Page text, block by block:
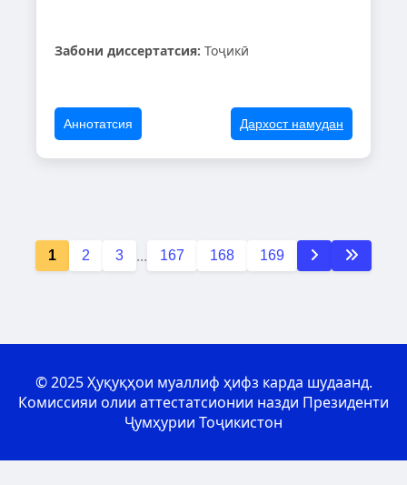
Забони диссертатсия: Тоҷикӣ
Аннотатсия Дархост намудан
1 2 3 ... 167 168 169
© 2025 Ҳуқуқҳои муаллиф ҳифз карда шудаанд.
Комиссияи олии аттестатсионии назди Президенти
Ҷумҳурии Тоҷикистон